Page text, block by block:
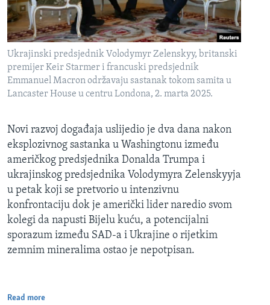
Ukrajinski predsjednik Volodymyr Zelenskyy, britanski
premijer Keir Starmer i francuski predsjednik
Emmanuel Macron održavaju sastanak tokom samita u
Lancaster House u centru Londona, 2. marta 2025.
Novi razvoj događaja uslijedio je dva dana nakon
eksplozivnog sastanka u Washingtonu između
američkog predsjednika Donalda Trumpa i
ukrajinskog predsjednika Volodymyra Zelenskyyja
u petak koji se pretvorio u intenzivnu
konfrontaciju dok je američki lider naredio svom
kolegi da napusti Bijelu kuću, a potencijalni
sporazum između SAD-a i Ukrajine o rijetkim
zemnim mineralima ostao je nepotpisan.
Read more